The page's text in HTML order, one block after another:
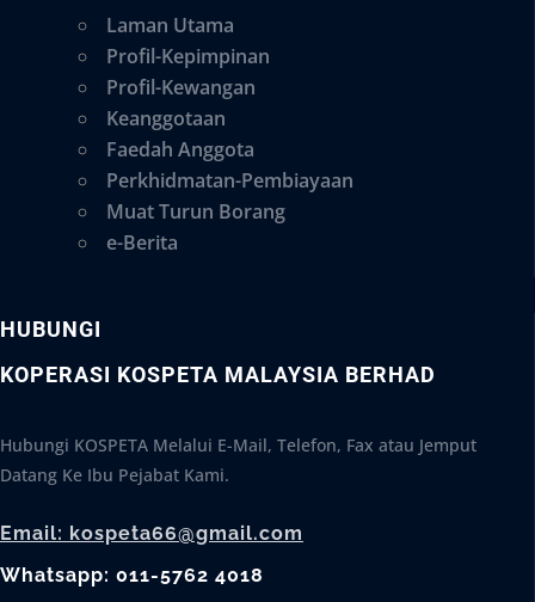
Laman Utama
Profil-Kepimpinan
Profil-Kewangan
Keanggotaan
Faedah Anggota
Perkhidmatan-Pembiayaan
Muat Turun Borang
e-Berita
HUBUNGI
KOPERASI KOSPETA MALAYSIA BERHAD
Hubungi KOSPETA Melalui E-Mail, Telefon, Fax atau Jemput
Datang Ke Ibu Pejabat Kami.
Email: kospeta66@gmail.com
Whatsapp: 011-5762 4018